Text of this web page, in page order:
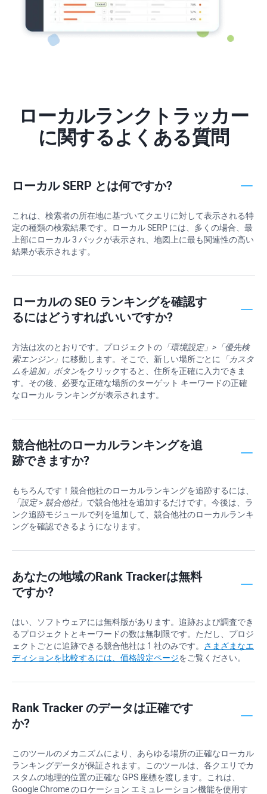
ローカルランクトラッカー
に関するよくある質問
ローカル SERP とは何ですか?
これは、検索者の所在地に基づいてクエリに対して表示される特
定の種類の検索結果です。ローカル SERP には、多くの場合、最
上部にローカル 3 パックが表示され、地図上に最も関連性の高い
結果が表示されます。
ローカルの SEO ランキングを確認す
るにはどうすればいいですか?
方法は次のとおりです。プロジェクトの 「環境設定」>「優先検
索エンジン」 に移動します。そこで、新しい場所ごとに
「カスタ
ムを追加」ボタンをクリックすると、住所を正確に入力できま
す。その後、必要な正確な場所のターゲット キーワードの正確
なローカル ランキングが表示されます。
競合他社のローカルランキングを追
跡できますか?
もちろんです！競合他社のローカルランキングを追跡するには、
「設定 > 競合他社」 で競合他社を追加するだけです。今後は、ラ
ンク追跡モジュールで列を追加して、競合他社のローカルランキ
ングを確認できるようになります。
あなたの地域のRank Trackerは無料
ですか?
はい、ソフトウェアには無料版があります。追跡および調査でき
るプロジェクトとキーワードの数は無制限です。ただし、プロジ
ェクトごとに追跡できる競合他社は 1 社のみです。 さまざまなエ
ディションを比較するには、価格設定ページをご覧ください。
Rank Tracker のデータは正確です
か?
このツールのメカニズムにより、あらゆる場所の正確なローカル
ランキングデータが保証されます。このツールは、各クエリでカ
スタムの地理的位置の正確な GPS 座標を渡します。これは、
Google Chrome のロケーション エミュレーション機能を使用す